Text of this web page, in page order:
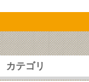
カテゴリ